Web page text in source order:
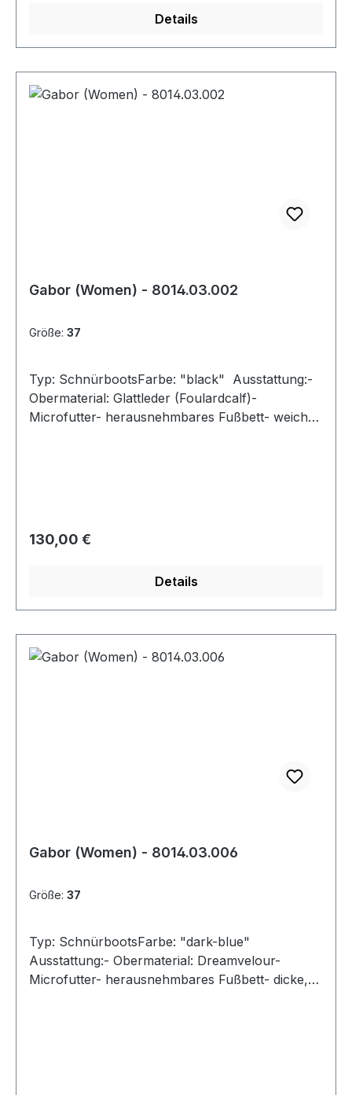
Details
Gabor (Women) - 8014.03.002
Größe: 37
Typ: SchnürbootsFarbe: "black" Ausstattung:-
Obermaterial: Glattleder (Foulardcalf)-
Microfutter- herausnehmbares Fußbett- weiche
Regulärer Preis:
130,00 €
Details
Gabor (Women) - 8014.03.006
Größe: 37
Typ: SchnürbootsFarbe: "dark-blue"
Ausstattung:- Obermaterial: Dreamvelour-
Microfutter- herausnehmbares Fußbett- dicke,